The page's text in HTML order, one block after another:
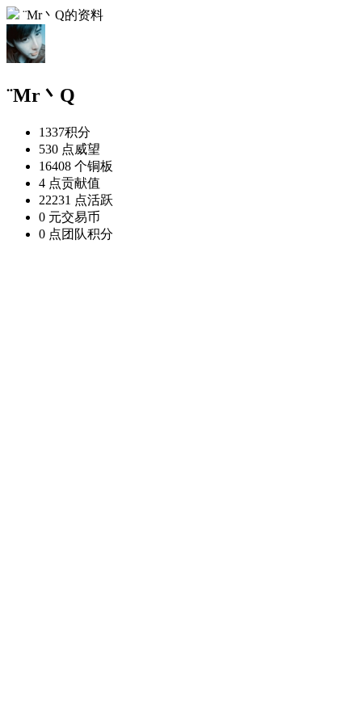
¨Mr丶Q的资料
¨Mr丶Q
1337积分
530 点威望
16408 个铜板
4 点贡献值
22231 点活跃
0 元交易币
0 点团队积分